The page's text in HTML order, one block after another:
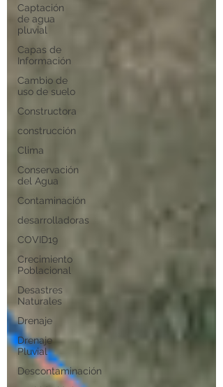
Captación
de agua
pluvial
Capas de
Información
Cambio de
uso de suelo
Constructora
construcción
Clima
Conservación
del Agua
Contaminación
desarrolladoras
COVID19
Crecimiento
Poblacional
Desastres
Naturales
Drenaje
Drenaje
Pluvial
Descontaminación